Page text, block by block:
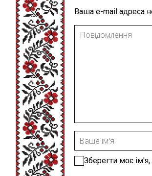
Ваша e-mail адреса
Зберегти моє